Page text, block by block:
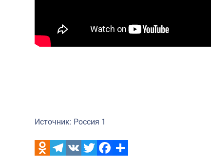
Источник: Россия 1